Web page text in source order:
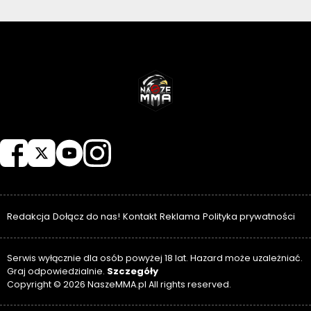
Redakcja Dołącz do nas! Kontakt Reklama Polityka prywatności
Serwis wyłącznie dla osób powyżej 18 lat. Hazard może uzależniać.
Graj odpowiedzialnie. Szczegóły
Copyright © 2026 NaszeMMA.pl All rights reserved.